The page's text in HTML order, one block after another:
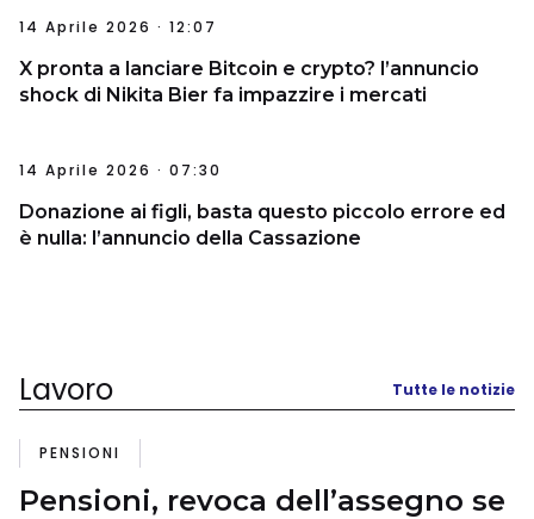
14 Aprile 2026 · 12:07
X pronta a lanciare Bitcoin e crypto? l’annuncio
shock di Nikita Bier fa impazzire i mercati
14 Aprile 2026 · 07:30
Donazione ai figli, basta questo piccolo errore ed
è nulla: l’annuncio della Cassazione
Lavoro Tutte le notizie
PENSIONI
Pensioni, revoca dell’assegno se